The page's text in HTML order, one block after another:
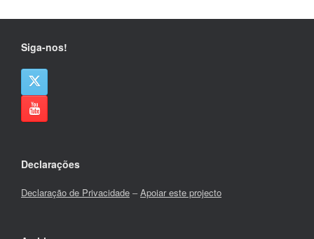
Siga-nos!
Declarações
Declaração de Privacidade –Apoiar este projecto